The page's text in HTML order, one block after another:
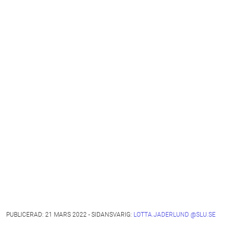
PUBLICERAD: 21 MARS 2022 - SIDANSVARIG: LOTTA.JADERLUND @SLU.SE